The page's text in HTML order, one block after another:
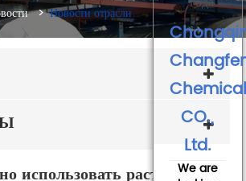
Новости отрасли
использовать растворители
Chemical
CO.,
Ltd.
We are